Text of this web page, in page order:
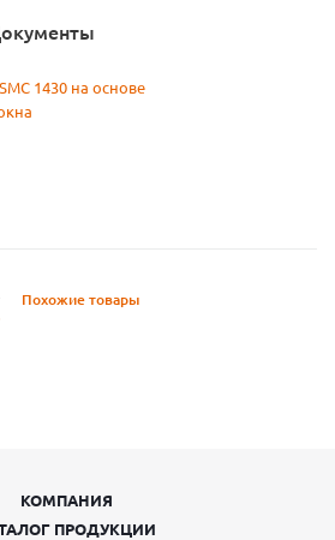
1430 на основе
Похожие товары
КОМПАНИЯ
ПРОДУКЦИИ